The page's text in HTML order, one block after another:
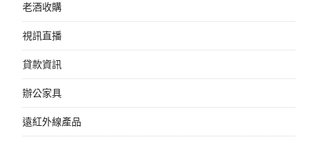
老酒收購
視訊直播
貸款資訊
辦公家具
遠紅外線產品